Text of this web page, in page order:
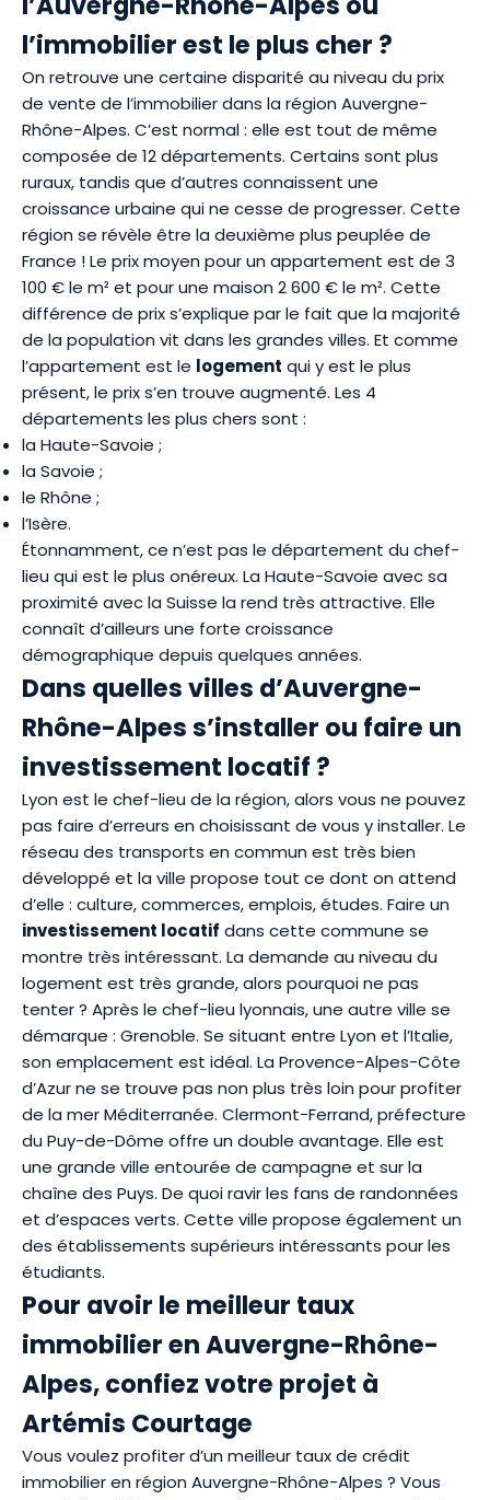
l’immobilier est le plus cher ?
On retrouve une certaine disparité au niveau du prix
de vente de l’immobilier dans la région Auvergne-
Rhône-Alpes. C’est normal : elle est tout de même
composée de 12 départements. Certains sont plus
ruraux, tandis que d’autres connaissent une
croissance urbaine qui ne cesse de progresser. Cette
région se révèle être la deuxième plus peuplée de
France ! Le prix moyen pour un appartement est de 3
100 € le m² et pour une maison 2 600 € le m². Cette
différence de prix s’explique par le fait que la majorité
de la population vit dans les grandes villes. Et comme
l’appartement est le logement qui y est le plus
présent, le prix s’en trouve augmenté. Les 4
départements les plus chers sont :
la Haute-Savoie ;
la Savoie ;
le Rhône ;
l’Isère.
Étonnamment, ce n’est pas le département du chef-
lieu qui est le plus onéreux. La Haute-Savoie avec sa
proximité avec la Suisse la rend très attractive. Elle
connaît d’ailleurs une forte croissance
démographique depuis quelques années.
Dans quelles villes d’Auvergne-
Rhône-Alpes s’installer ou faire un
investissement locatif ?
Lyon est le chef-lieu de la région, alors vous ne pouvez
pas faire d’erreurs en choisissant de vous y installer. Le
réseau des transports en commun est très bien
développé et la ville propose tout ce dont on attend
d’elle : culture, commerces, emplois, études. Faire un
investissement locatif dans cette commune se
montre très intéressant. La demande au niveau du
logement est très grande, alors pourquoi ne pas
tenter ? Après le chef-lieu lyonnais, une autre ville se
démarque : Grenoble. Se situant entre Lyon et l’Italie,
son emplacement est idéal. La Provence-Alpes-Côte
d’Azurne se trouve pas non plus très loin pour profiter
de la mer Méditerranée. Clermont-Ferrand, préfecture
du Puy-de-Dôme offre un double avantage. Elle est
une grande ville entourée de campagne et sur la
chaîne des Puys. De quoi ravir les fans de randonnées
et d’espaces verts. Cette ville propose également un
des établissements supérieurs intéressants pour les
étudiants.
Pour avoir le meilleur taux
immobilier en Auvergne-Rhône-
Alpes, confiez votre projet à
Artémis Courtage
Vous voulez profiter d’un meilleur taux de crédit
immobilier en région Auvergne-Rhône-Alpes ? Vous